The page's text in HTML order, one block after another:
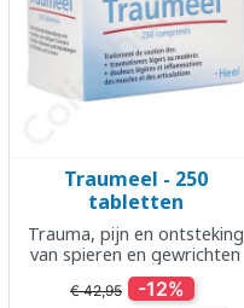
Traumeel - 250
tabletten
Trauma, pijn en ontsteking
van spieren en gewrichten
€ 42,95 -12%